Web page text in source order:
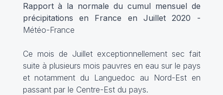
Rapport à la normale du cumul mensuel de
précipitations en France en Juillet 2020 -
Météo-France
Ce mois de Juillet exceptionnellement sec fait
suite à plusieurs mois pauvres en eau sur le pays
et notamment du Languedoc au Nord-Est en
passant par le Centre-Est du pays.